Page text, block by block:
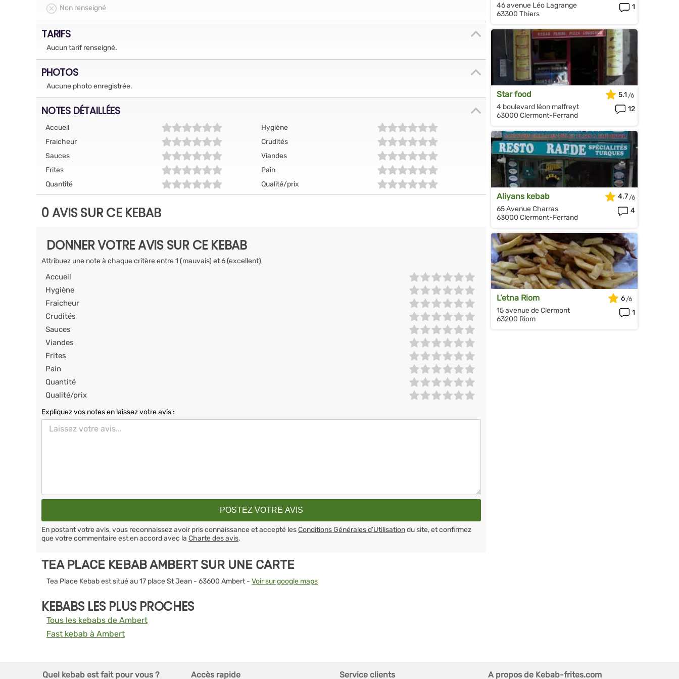
Non renseigné
TARIFS
Aucun tarif renseigné.
PHOTOS
Aucune photo enregistrée.
NOTES DÉTAILLÉES
Accueil
Hygiène
Fraicheur
Crudités
Sauces
Viandes
Frites
Pain
Quantité
Qualité/prix
0 AVIS SUR CE KEBAB
DONNER VOTRE AVIS SUR CE KEBAB
Attribuez une note à chaque critère entre 1 (mauvais) et 6 (excellent)
Accueil
Hygiène
Fraicheur
Crudités
Sauces
Viandes
Frites
Pain
Quantité
Qualité/prix
Expliquez vos notes en laissez votre avis :
En postant votre avis, vous reconnaissez avoir pris connaissance et accepté lesConditions Générales d’Utilisationdu site, et confirmez
que votre commentaire est en accord avec la Charte des avis.
TEA PLACE KEBAB AMBERT SUR UNE CARTE
Tea Place Kebab est situé au 17 place St Jean - 63600 Ambert - Voir sur google maps
KEBABS LES PLUS PROCHES
Tous les kebabs de Ambert
Fast kebab à Ambert
46 avenue Léo Lagrange
63300 Thiers
1
Star food
4 boulevard léon malfreyt
63000 Clermont-Ferrand
5.1
12
Aliyans kebab
65 Avenue Charras
63000 Clermont-Ferrand
4.7
4
L’etna Riom
15 avenue de Clermont
63200 Riom
6
1
Quel kebab est fait pour vous ? Accès rapide Service clients A propos de Kebab-frites.com